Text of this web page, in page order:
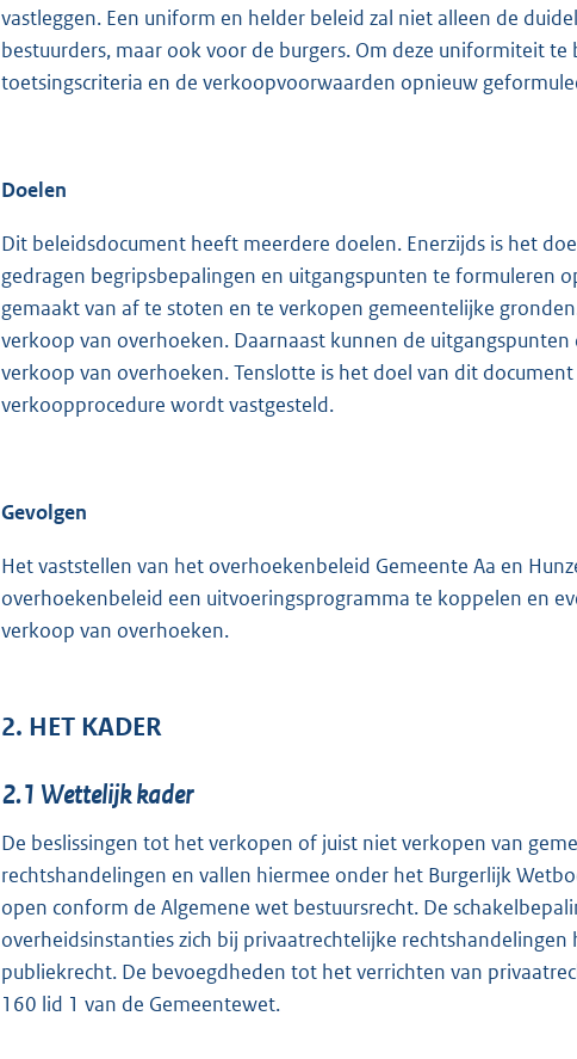
vastleggen. Een uniform en helder beleid zal niet alleen de
bestuurders, maar ook voor de burgers. Om deze uniformiteit
toetsingscriteria en de verkoopvoorwaarden opnieuw
Doelen
Dit beleidsdocument heeft meerdere doelen. Enerzijds is het
gedragen begripsbepalingen en uitgangspunten te formuleren
gemaakt van af te stoten en te verkopen gemeentelijke
verkoop van overhoeken. Daarnaast kunnen de
verkoop van overhoeken. Tenslotte is het doel van dit
verkoopprocedure wordt vastgesteld.
Gevolgen
Het vaststellen van het overhoekenbeleid Gemeente Aa en
overhoekenbeleid een uitvoeringsprogramma te koppelen en
verkoop van overhoeken.
2. HET KADER
2.1 Wettelijk kader
De beslissingen tot het verkopen of juist niet verkopen van
rechtshandelingen en vallen hiermee onder het Burgerlijk
open conform de Algemene wet bestuursrecht. De
overheidsinstanties zich bij privaatrechtelijke
publiekrecht. De bevoegdheden tot het verrichten van
160 lid 1 van de Gemeentewet.